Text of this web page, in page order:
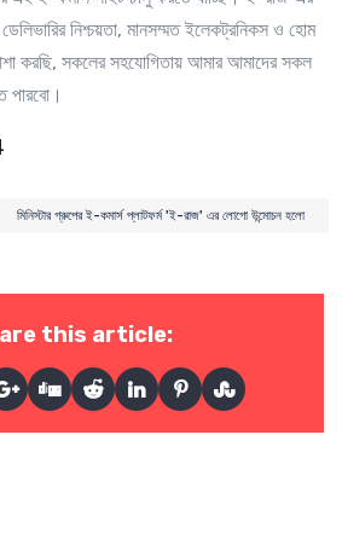
নিশ্চয়তা, মানসম্মত ইলেকট্রনিকস ও হোম
করছি, সকলের সহযোগিতায় আমার আমাদের সকল
পারবো।
মিনিস্টার গ্রুপের ই-কমার্স প্লাটফর্ম 'ই-রাজ' এর লোগো উন্মোচন হলো
this article: